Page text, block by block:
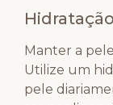
Manter a
Utilize um
pele